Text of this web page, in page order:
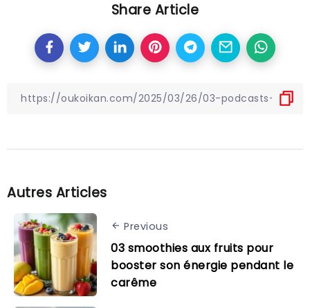
Share Article
Autres Articles
Previous
03 smoothies aux fruits pour
booster son énergie pendant le
carême